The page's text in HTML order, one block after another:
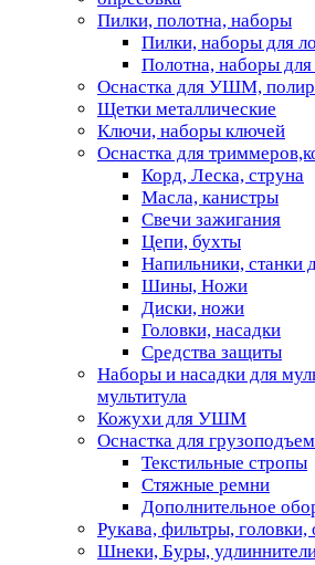
Пилки, полотна, наборы
Пилки, наборы для
Полотна, наборы
Оснастка для УШМ,
Щетки металлические
Ключи, наборы ключей
Оснастка для
Корд, Леска, струна
Масла, канистры
Свечи зажигания
Цепи, бухты
Напильники, станки
Шины, Ножи
Диски, ножи
Головки, насадки
Средства защиты
Наборы и насадки для
мультитула
Кожухи для УШМ
Оснастка для
Текстильные стропы
Стяжные ремни
Дополнительное
Рукава, фильтры,
Шнеки, Буры,